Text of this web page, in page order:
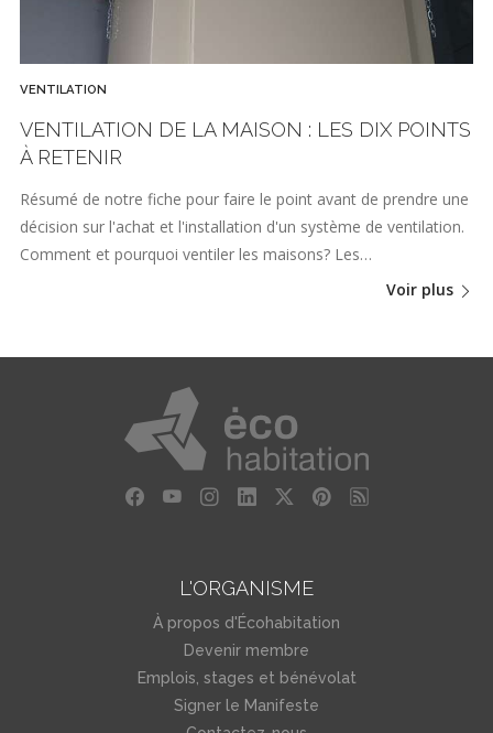
VENTILATION
VENTILATION DE LA MAISON : LES DIX POINTS
À RETENIR
Résumé de notre fiche pour faire le point avant de prendre une
décision sur l'achat et l'installation d'un système de ventilation.
Comment et pourquoi ventiler les maisons? Les…
Voir plus
L'ORGANISME
À propos d'Écohabitation
Devenir membre
Emplois, stages et bénévolat
Signer le Manifeste